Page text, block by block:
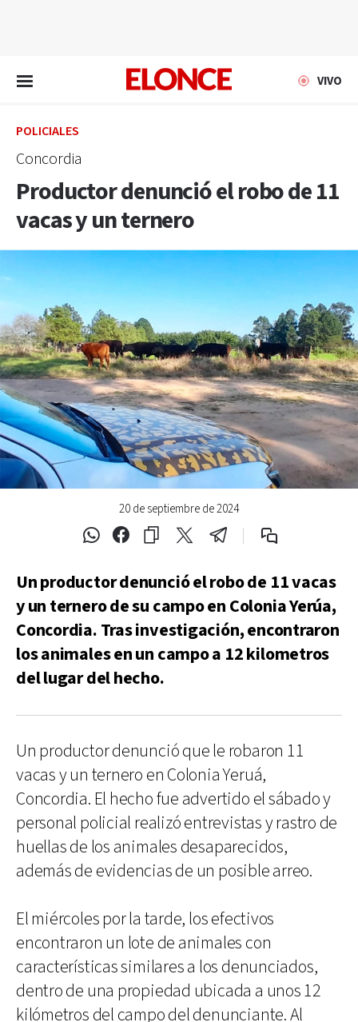
VIVO
POLICIALES
Concordia
Productor denunció el robo de 11
vacas y un ternero
20 de septiembre de 2024
Un productor denunció el robo de 11 vacas
y un ternero de su campo en Colonia Yerúa,
Concordia. Tras investigación, encontraron
los animales en un campo a 12 kilometros
del lugar del hecho.
Un productor denunció que le robaron 11
vacas y un ternero en Colonia Yeruá,
Concordia. El hecho fue advertido el sábado y
personal policial realizó entrevistas y rastro de
huellas de los animales desaparecidos,
además de evidencias de un posible arreo.
El miércoles por la tarde, los efectivos
encontraron un lote de animales con
características similares a los denunciados,
dentro de una propiedad ubicada a unos 12
kilómetros del campo del denunciante. Al